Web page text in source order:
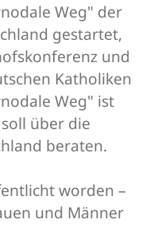
Weg" der
gestartet,
und
Katholiken
Weg" ist
über die
beraten.
worden –
und Männer